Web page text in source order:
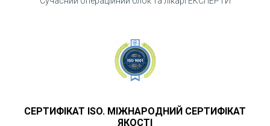
СЕРТИФІКАТ ISO. МІЖНАРОДНИЙ СЕРТИФІКАТ
ЯКОСТІ